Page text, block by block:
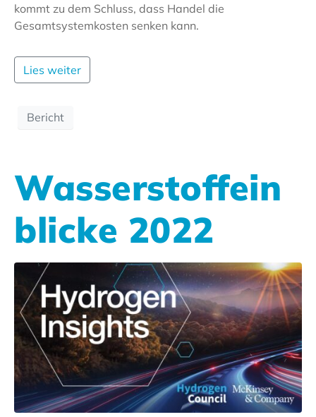
kommt zu dem Schluss, dass Handel die
Gesamtsystemkosten senken kann.
Lies weiter
Bericht
Wasserstoffein
blicke 2022